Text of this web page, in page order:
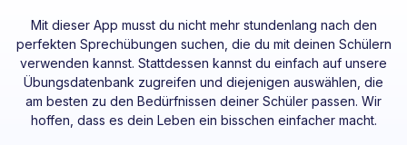
Mit dieser App musst du nicht mehr stundenlang nach den
perfekten Sprechübungen suchen, die du mit deinen Schülern
verwenden kannst. Stattdessen kannst du einfach auf unsere
Übungsdatenbank zugreifen und diejenigen auswählen, die
am besten zu den Bedürfnissen deiner Schüler passen. Wir
hoffen, dass es dein Leben ein bisschen einfacher macht.